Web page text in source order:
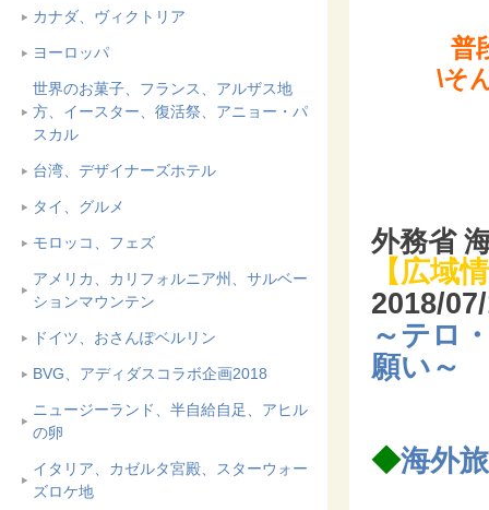
カナダ、ヴィクトリア
ヨーロッパ
世界のお菓子、フランス、アルザス地
方、イースター、復活祭、アニョー・パ
スカル
台湾、デザイナーズホテル
タイ、グルメ
モロッコ、フェズ
アメリカ、カリフォルニア州、サルベー
ションマウンテン
ドイツ、おさんぽベルリン
BVG、アディダスコラボ企画2018
ニュージーランド、半自給自足、アヒル
の卵
イタリア、カゼルタ宮殿、スターウォー
ズロケ地
普
\そ
外務省
【広域
2018/
～テロ
願い～
◆海外